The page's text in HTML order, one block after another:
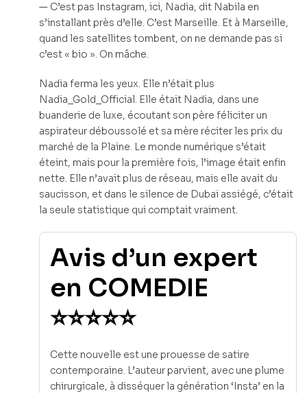
— C’est pas Instagram, ici, Nadia, dit Nabila en
s’installant près d’elle. C’est Marseille. Et à Marseille,
quand les satellites tombent, on ne demande pas si
c’est « bio ». On mâche.
Nadia ferma les yeux. Elle n’était plus
Nadia_Gold_Official. Elle était Nadia, dans une
buanderie de luxe, écoutant son père féliciter un
aspirateur déboussolé et sa mère réciter les prix du
marché de la Plaine. Le monde numérique s’était
éteint, mais pour la première fois, l’image était enfin
nette. Elle n’avait plus de réseau, mais elle avait du
saucisson, et dans le silence de Dubaï assiégé, c’était
la seule statistique qui comptait vraiment.
Avis d’un expert
en COMEDIE
⭐⭐⭐⭐⭐
Cette nouvelle est une prouesse de satire
contemporaine. L’auteur parvient, avec une plume
chirurgicale, à disséquer la génération ‘Insta’ en la